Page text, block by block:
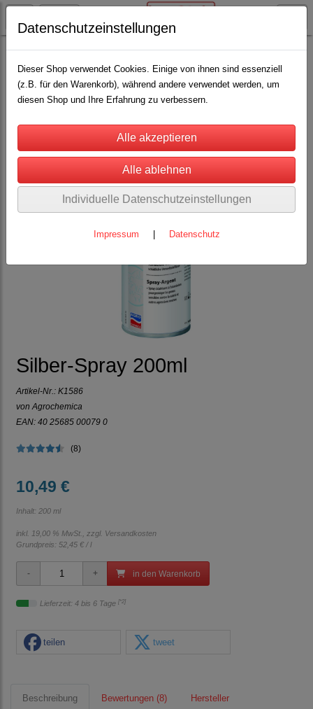
Pferdehaltung Pflegemittel, Desinfektion, Bandagen(12)
Silber-Spray 200ml
Artikel-Nr.: K1586
von Agrochemica
EAN: 40 25685 00079 0
(8)
10,49 €
Inhalt: 200 ml
inkl. 19,00 % MwSt., zzgl. Versandkosten
Grundpreis: 52,45 € / l
in den Warenkorb
Lieferzeit: 4 bis 6 Tage [*2]
teilen tweet
Beschreibung Bewertungen (8) Hersteller
Datenschutzeinstellungen
Dieser Shop verwendet Cookies. Einige von ihnen sind essenziell
(z.B. für den Warenkorb), während andere verwendet werden, um
diesen Shop und Ihre Erfahrung zu verbessern.
Individuelle Datenschutzeinstellungen
Impressum Datenschutz